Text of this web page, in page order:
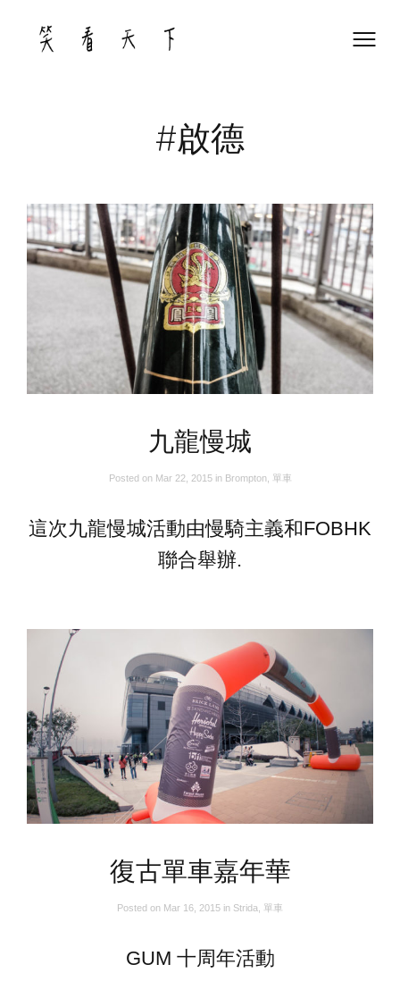
content
#啟德
九龍慢城
Posted on Mar 22, 2015 in Brompton, 單車
這次九龍慢城活動由慢騎主義和FOBHK
聯合舉辦.
復古單車嘉年華
Posted on Mar 16, 2015 in Strida 單車
GUM 十周年活動